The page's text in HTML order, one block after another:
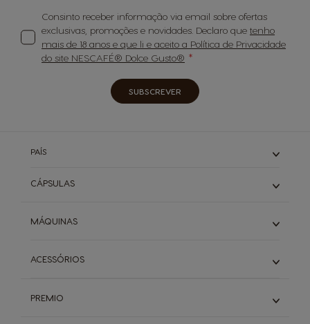
Consinto receber informação via email sobre ofertas
exclusivas, promoções e novidades. Declaro que tenho
mais de 18 anos e que li e aceito a Política de Privacidade
do site NESCAFÉ® Dolce Gusto®
SUBSCREVER
PAÍS
CÁPSULAS
Cafés Longos
Descafeinados
MÁQUINAS
Infinissima
Mini Me
ACESSÓRIOS
PREMIO